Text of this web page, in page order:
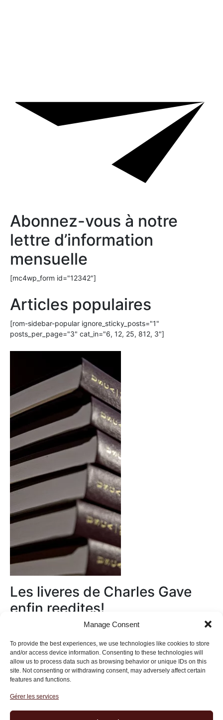
Manage Consent
To provide the best experiences, we use technologies like cookies to store
and/or access device information. Consenting to these technologies will
allow us to process data such as browsing behavior or unique IDs on this
site. Not consenting or withdrawing consent, may adversely affect certain
features and functions.
Gérer les services
Abonnez-vous à notre
lettre d’information
mensuelle
[mc4wp_form id="12342"]
Articles populaires
[rom-sidebar-popular ignore_sticky_posts="1"
posts_per_page="3" cat_in="6, 12, 25, 812, 3"]
Les liveres de Charles Gave
enfin reedites!
Institut des Libertés
27 bis rue Copernic, 75116, Paris